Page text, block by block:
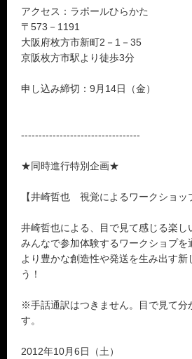
アクセス：ラポールひらかた
〒573－1191
大阪府枚方市新町2－1－35
京阪枚方市駅より徒歩3分
申し込み締切：9月14日（金）
----------------------------------
★同時進行特別企画★
【井崎哲也 視覚によるワークショッ
井崎哲也による、目で見て感じる楽し
みんなで参加体験するワークショプを
より豊かな創造性や発送を生み出す新
う！
※手話通訳はつきません。目で見て分
す。
2012年10月6日（土）